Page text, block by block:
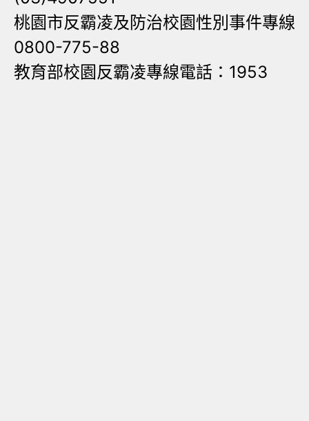
桃園市反霸凌及防治校園性別事件專線
0800-775-88
教育部校園反霸凌專線電話：1953